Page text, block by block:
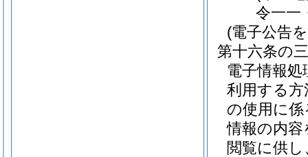
令一一
(電子公告
第十六条の三
電子情報
利用する
の使用に
情報の内
閲覧に供